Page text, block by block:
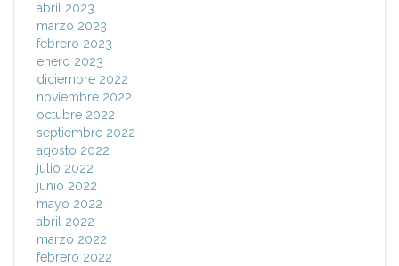
abril 2023
marzo 2023
febrero 2023
enero 2023
diciembre 2022
noviembre 2022
octubre 2022
septiembre 2022
agosto 2022
julio 2022
junio 2022
mayo 2022
abril 2022
marzo 2022
febrero 2022